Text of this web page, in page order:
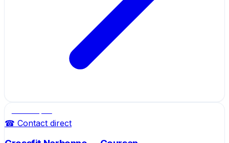
☎ Contact direct